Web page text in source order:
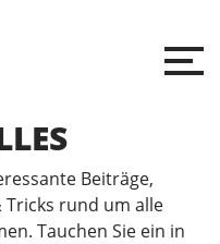
Beiträge,
rund um alle
Tauchen Sie ein in